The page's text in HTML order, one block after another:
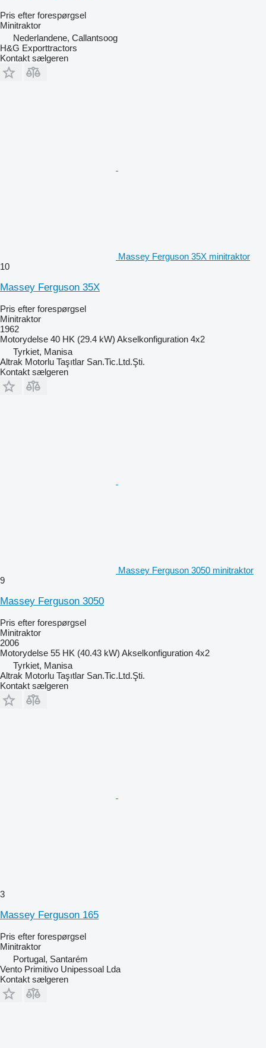
Pris efter forespørgsel
Minitraktor
Nederlandene, Callantsoog
H&G Exporttractors
Kontakt sælgeren
Massey Ferguson 35X minitraktor
10
Massey Ferguson 35X
Pris efter forespørgsel
Minitraktor
1962
Motorydelse 40 HK (29.4 kW) Akselkonfiguration 4x2
Tyrkiet, Manisa
Altrak Motorlu Taşıtlar San.Tic.Ltd.Şti.
Kontakt sælgeren
Massey Ferguson 3050 minitraktor
9
Massey Ferguson 3050
Pris efter forespørgsel
Minitraktor
2006
Motorydelse 55 HK (40.43 kW) Akselkonfiguration 4x2
Tyrkiet, Manisa
Altrak Motorlu Taşıtlar San.Tic.Ltd.Şti.
Kontakt sælgeren
3
Massey Ferguson 165
Pris efter forespørgsel
Minitraktor
Portugal, Santarém
Vento Primitivo Unipessoal Lda
Kontakt sælgeren